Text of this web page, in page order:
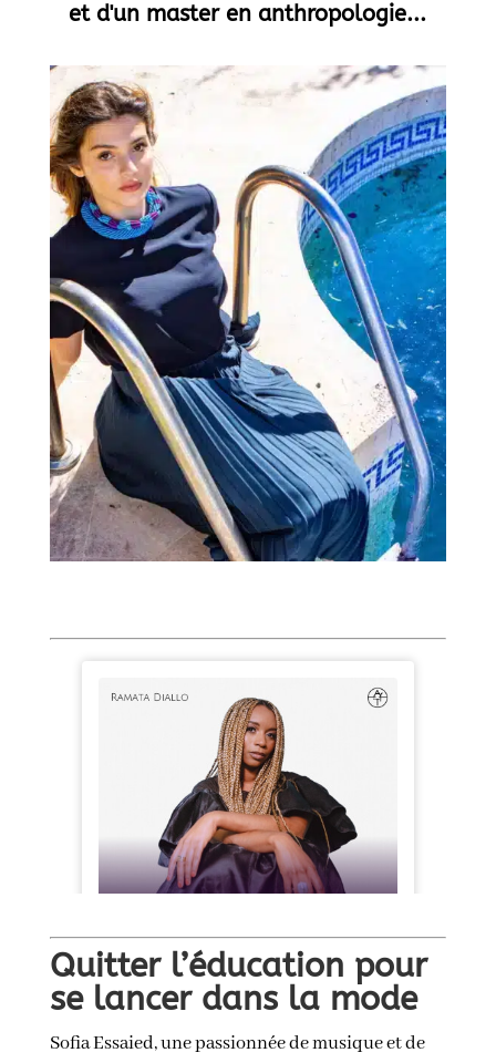
et d'un master en anthropologie...
Quitter l’éducation pour
se lancer dans la mode
Sofia Essaied, une passionnée de musique et de